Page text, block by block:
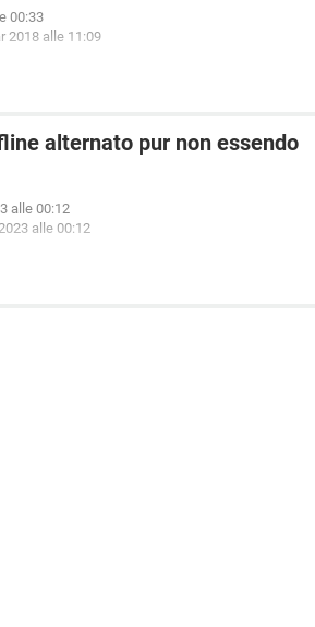
00:33
2018 alle 11:09
alternato pur non essendo
alle 00:12
alle 00:12